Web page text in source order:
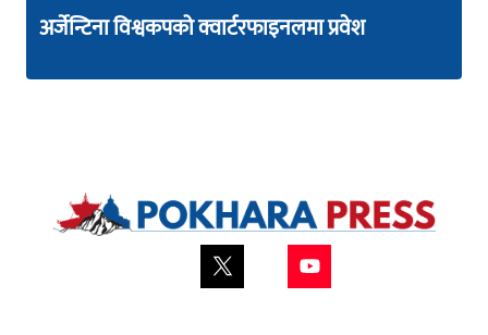
अर्जेन्टिना विश्वकपको क्वार्टरफाइनलमा प्रवेश